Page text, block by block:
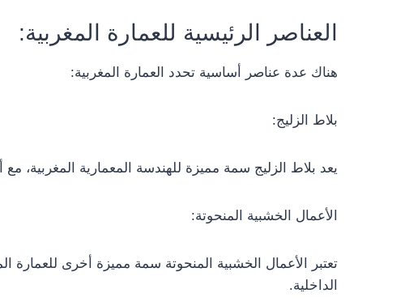
العناصر الرئيسية للعمارة المغربية:
هناك عدة عناصر أساسية تحدد العمارة المغربية:
بلاط الزليج:
يعد بلاط الزليج سمة مميزة للهندسة المعمارية المغربية،
الأعمال الخشبية المنحوتة:
تعتبر الأعمال الخشبية المنحوتة سمة مميزة أخرى
الداخلية.